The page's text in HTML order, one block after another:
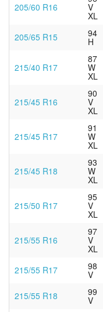
205/60 R16 V
XL
205/65 R15 94
H
215/40 R17
87
W
XL
215/45 R16
90
V
XL
215/45 R17
91
W
XL
215/45 R18
93
W
XL
215/50 R17
95
V
XL
215/55 R16
97
V
XL
215/55 R17 98
V
215/55 R18 99
V